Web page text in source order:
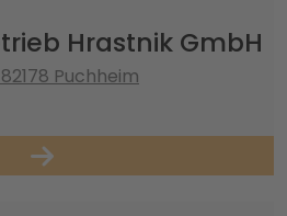
Hrastnik GmbH
Puchheim